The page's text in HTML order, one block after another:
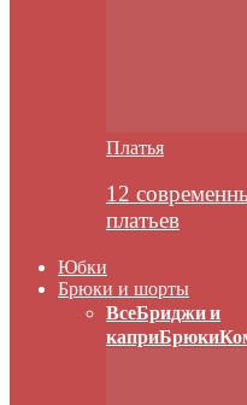
Платья
12
платьев
Юбки
Брюки и шорты
ВсеБриджи и
каприБрюки